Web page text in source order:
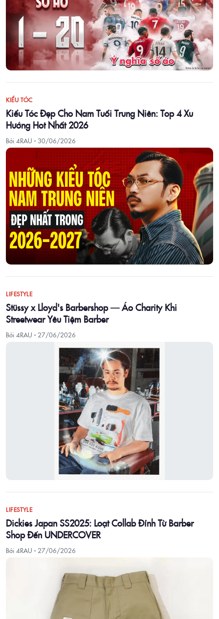
KIỂU TÓC
Kiểu Tóc Đẹp Cho Nam Tuổi Trung Niên: Top 4 Xu
Hướng Hot Nhất 2026
Bởi 4RAU · 30/06/2026
LIFESTYLE
Stüssy x Lloyd's Barbershop — Áo Charity Khi
Streetwear Yêu Tiệm Barber
Bởi 4RAU · 27/06/2026
LIFESTYLE
Dickies Japan SS2025: Loạt Collab Đỉnh Từ Barber
Shop Đến UNDERCOVER
Bởi 4RAU · 27/06/2026